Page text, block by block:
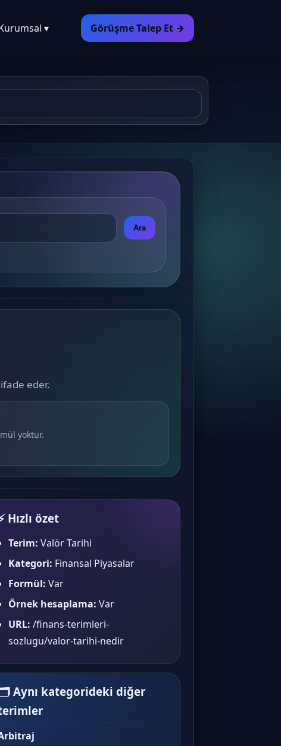
▾ Görüşme Talep Et →
Ara
eder.
yoktur.
Hızlı özet
Terim: Valör Tarihi
Kategori: Finansal Piyasalar
Formül: Var
Örnek hesaplama: Var
URL: /finans-terimleri-
sozlugu/valor-tarihi-nedir
Aynı kategorideki diğer